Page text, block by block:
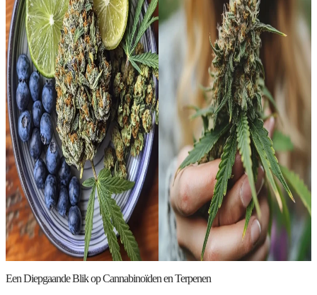
Een Diepgaande Blik op Cannabinoïden en Terpenen